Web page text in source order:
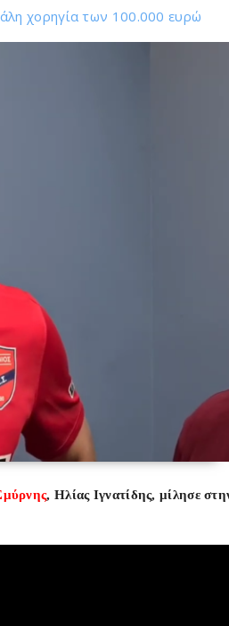
χορηγία των 100.000 ευρώ
, Ηλίας Ιγνατίδης, μίλησε